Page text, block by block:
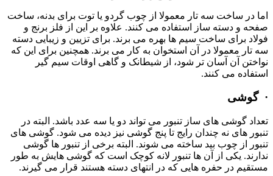
اما در ساخت سه تار معمولا از چوب گردو یا توت برای بدنه، ساخت
صفحه و دسته ساز استفاده می کنند. علاوه بر این از فلز برنج و
فولاد برای ساخت سیم ها بهره می برند. برای تزیین و زیبایی دسته
سه تار معمولا در آن استخوان به کار می برند. همچنین برای این که
نواختن آن آسان تر شود، از شیطانک و گاهی اوقات سیم گیر
استفاده می کنند.
·گوشی
تعداد گوشی های ساز تنبور می تواند دو یا سه عدد باشد. البته در
تنبور های نه چندان رایج تا پنج گوشی نیز دیده می شود. گوشی های
تنبور از چوب بید ساخته می شوند. البته برخی از تنبور ها گوشی
ندارند. یکی از آن ها تنبور لانه کوچک است که گوشی هایش به طور
مستقیم در حفره هایی که در انتهای دسته هستند قرار می گیرند.